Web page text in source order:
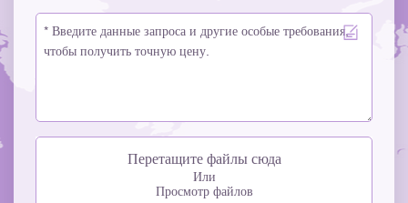
Перетащите файлы сюда
Или
Просмотр файлов